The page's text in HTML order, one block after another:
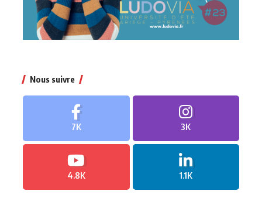
Nous suivre
7K 3K
4.8K 1.1K